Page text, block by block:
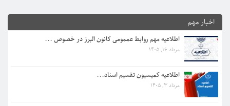
اخبار مهم
اطلاعیه مهم روابط عممومی کانون البرز در خصوص ...
مرداد 16, 1405
اطلاعیه کمیسیون تقسیم اسناد...
مرداد 3, 1405
اطلاعیه کمیسیون تقسیم اسناد...
مرداد 3, 1405
اطلاعیه جدید کمیسیون آموزش در خصوص رعایت موار...
اطلاعیه واحد آموزش | راهنمای نحوه رفع محدودیت...